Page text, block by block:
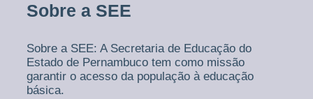
Sobre a SEE
Sobre a SEE: A Secretaria de Educação do
Estado de Pernambuco tem como missão
garantir o acesso da população à educação
básica.